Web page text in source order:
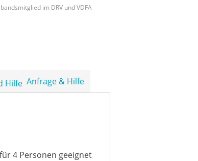
im DRV und VDFA
Anfrage & Hilfe
4 Personen geeignet